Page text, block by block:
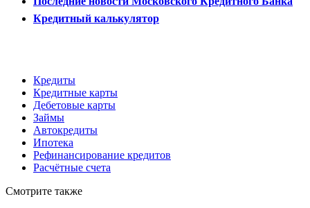
Кредитный калькулятор
Кредиты
Кредитные карты
Дебетовые карты
Займы
Автокредиты
Ипотека
Рефинансирование кредитов
Расчётные счета
Смотрите также